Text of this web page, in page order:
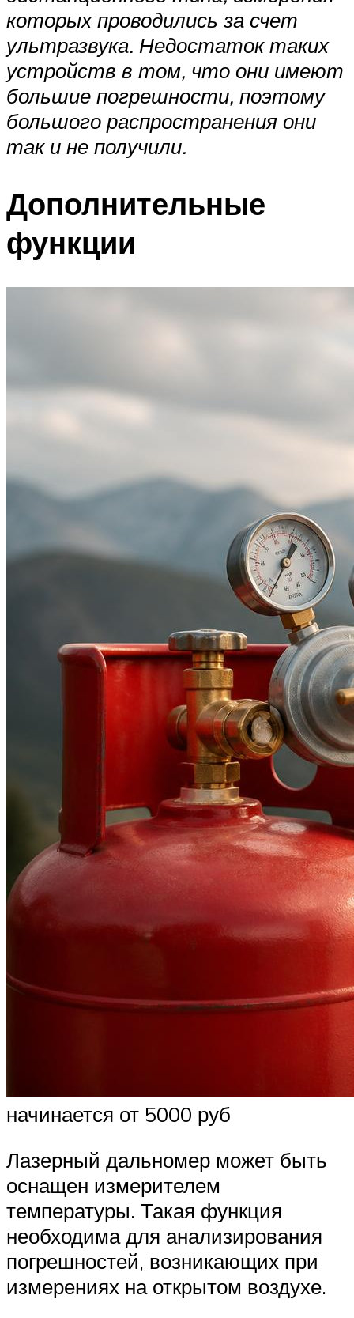
которых проводились за счет
ультразвука. Недостаток таких
устройств в том, что они имеют
большие погрешности, поэтому
большого распространения они
так и не получили.
Дополнительные
функции
начинается от 5000 руб
Лазерный дальномер может быть
оснащен измерителем
температуры. Такая функция
необходима для анализирования
погрешностей, возникающих при
измерениях на открытом воздухе.